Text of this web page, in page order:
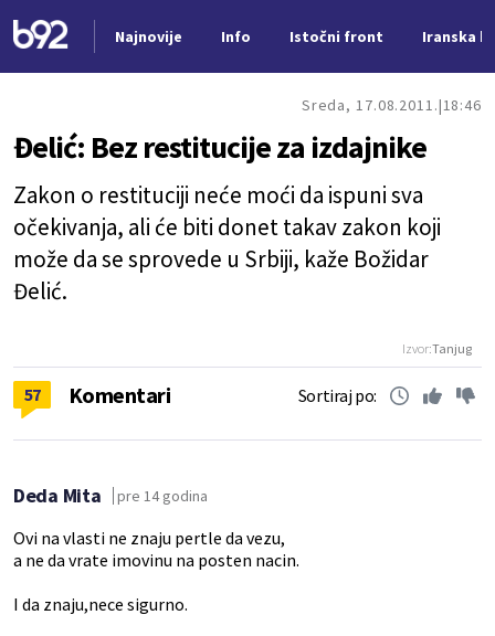
Najnovije Info Istočni front Iranska
Sreda, 17.08.2011. 18:46
Đelić: Bez restitucije za izdajnike
Zakon o restituciji neće moći da ispuni sva
očekivanja, ali će biti donet takav zakon koji
može da se sprovede u Srbiji, kaže Božidar
Đelić.
Izvor:Tanjug
57 Komentari Sortiraj po:
Deda Mita pre 14 godina
Ovi na vlasti ne znaju pertle da vezu,
a ne da vrate imovinu na posten nacin.
I da znaju,nece sigurno.